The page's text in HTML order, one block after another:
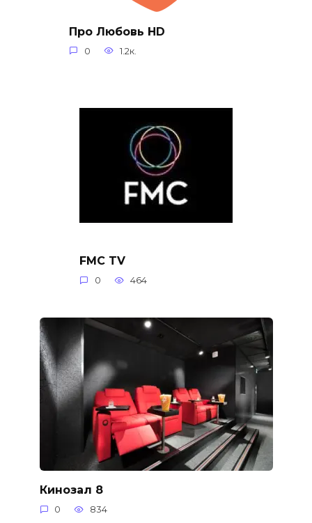
Про Любовь HD
0 1.2к.
FMC TV
0 464
Кинозал 8
0 834